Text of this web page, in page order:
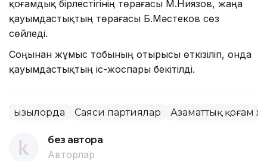
қоғамдық бірлестігінің төрағасы М.Ниязов, жаңа
қауымдастықтың төрағасы Б.Мәстеков сөз
сөйледі.
Соңынан жұмыс тобының отырысы өткізіліп, онда
қауымдастықтың іс-жоспары бекітілді.
Қызылорда Саяси партиялар Азаматтық қоғам
без автора
Авторлар